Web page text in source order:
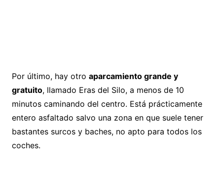
Por último, hay otro aparcamiento grande y
gratuito, llamado Eras del Silo, a menos de 10
minutos caminando del centro. Está prácticamente
entero asfaltado salvo una zona en que suele tener
bastantes surcos y baches, no apto para todos los
coches.